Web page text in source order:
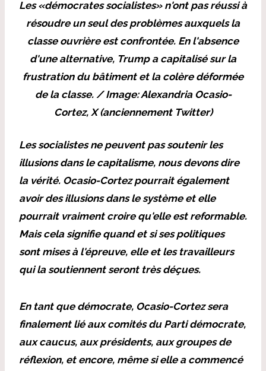
Les «démocrates socialistes» n'ont pas réussi à
résoudre un seul des problèmes auxquels la
classe ouvrière est confrontée. En l'absence
d'une alternative, Trump a capitalisé sur la
frustration du bâtiment et la colère déformée
de la classe. / Image: Alexandria Ocasio-
Cortez, X (anciennement Twitter)
Les socialistes ne peuvent pas soutenir les
illusions dans le capitalisme, nous devons dire
la vérité. Ocasio-Cortez pourrait également
avoir des illusions dans le système et elle
pourrait vraiment croire qu'elle est reformable.
Mais cela signifie quand et si ses politiques
sont mises à l'épreuve, elle et les travailleurs
qui la soutiennent seront très déçues.
En tant que démocrate, Ocasio-Cortez sera
finalement lié aux comités du Parti démocrate,
aux caucus, aux présidents, aux groupes de
réflexion, et encore, même si elle a commencé